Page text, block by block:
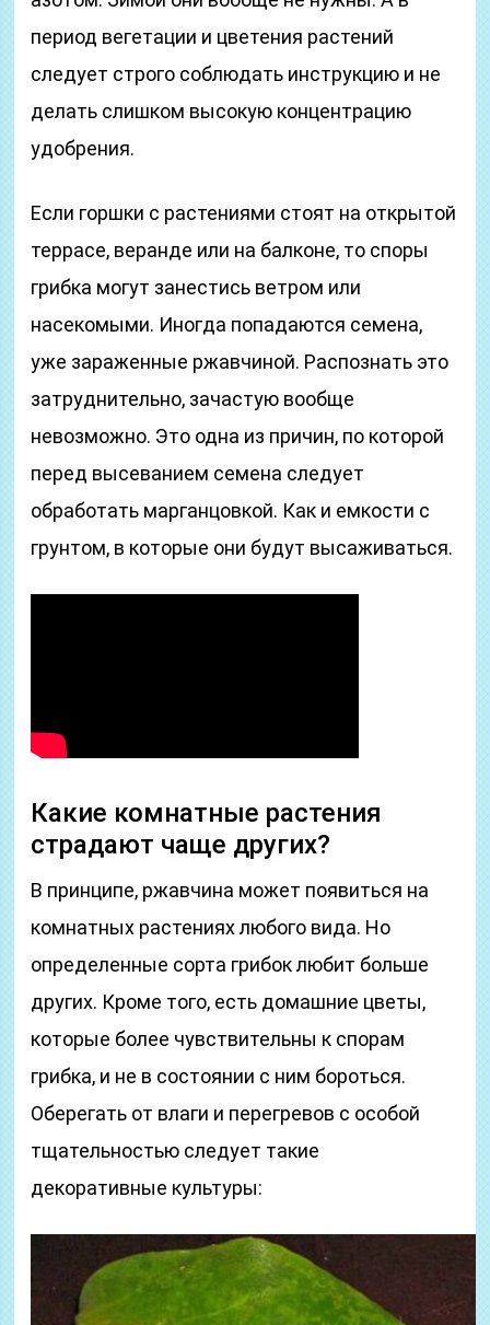
период вегетации и цветения растений
следует строго соблюдать инструкцию и не
делать слишком высокую концентрацию
удобрения.
Если горшки с растениями стоят на открытой
террасе, веранде или на балконе, то споры
грибка могут занестись ветром или
насекомыми. Иногда попадаются семена,
уже зараженные ржавчиной. Распознать это
затруднительно, зачастую вообще
невозможно. Это одна из причин, по которой
перед высеванием семена следует
обработать марганцовкой. Как и емкости с
грунтом, в которые они будут высаживаться.
Какие комнатные растения
страдают чаще других?
В принципе, ржавчина может появиться на
комнатных растениях любого вида. Но
определенные сорта грибок любит больше
других. Кроме того, есть домашние цветы,
которые более чувствительны к спорам
грибка, и не в состоянии с ним бороться.
Оберегать от влаги и перегревов с особой
тщательностью следует такие
декоративные культуры: